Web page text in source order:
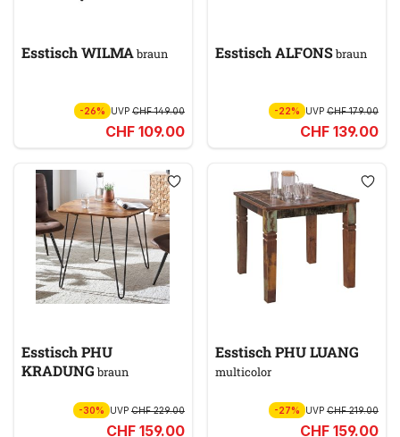
Esstisch WILMAbraun
-26% UVP CHF 149.00
CHF 109.00
Esstisch ALFONSbraun
-22% UVPCHF 179.00
CHF 139.00
Esstisch PHU
KRADUNG braun
-30% UVP CHF 229.00
CHF 159.00
Esstisch PHU LUANG
multicolor
-27% UVPCHF 219.00
CHF 159.00